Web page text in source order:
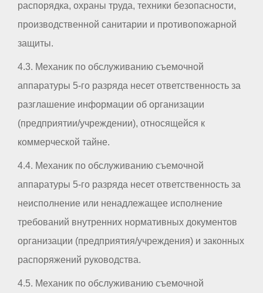
распорядка, охраны труда, техники безопасности,
производственной санитарии и противопожарной
защиты.
4.3. Механик по обслуживанию съемочной
аппаратуры 5-го разряда несет ответственность за
разглашение информации об организации
(предприятии/учреждении), относящейся к
коммерческой тайне.
4.4. Механик по обслуживанию съемочной
аппаратуры 5-го разряда несет ответственность за
неисполнение или ненадлежащее исполнение
требований внутренних нормативных документов
организации (предприятия/учреждения) и законных
распоряжений руководства.
4.5. Механик по обслуживанию съемочной